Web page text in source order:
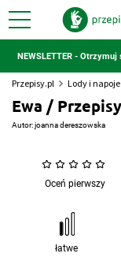
NEWSLETTER -
Przepisy.pl Lody i napoje
Ewa /
Autor:joanna dereszowska
Oceń pierwszy
łatwe